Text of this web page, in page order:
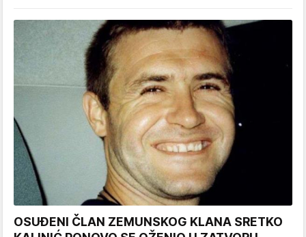
OSUĐENI ČLAN ZEMUNSKOG KLANA SRETKO